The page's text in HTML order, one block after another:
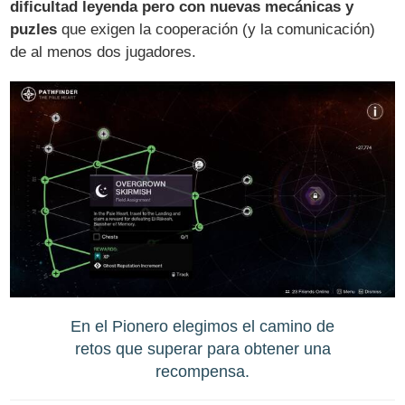
dificultad leyenda pero con nuevas mecánicas y
puzles que exigen la cooperación (y la comunicación)
de al menos dos jugadores.
En el Pionero elegimos el camino de
retos que superar para obtener una
recompensa.